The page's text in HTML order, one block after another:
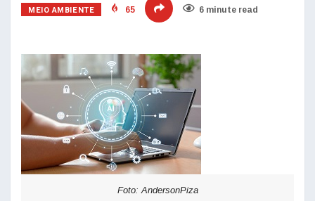
MEIO AMBIENTE 65 6 minute read
Foto: AndersonPiza